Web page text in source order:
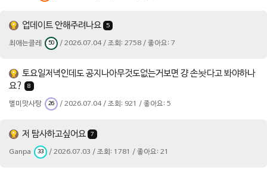
업데이트 안해주려나요 5
최애는클레 50 / 2026.07.04 / 조회: 2758 / 좋아요: 7
토요일저녁인데도 공지나아무것도없는거보면 걍 손놧다고 봐야하나
요?
8
별미맛사탕 26 / 2026.07.04 / 조회: 921 / 좋아요: 5
저 탐사하고싶어요 7
Ganpa 33 / 2026.07.03 / 조회: 1781 / 좋아요: 21